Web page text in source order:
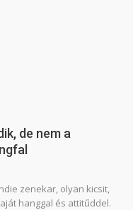
de nem a
zenekar, olyan kicsit,
hanggal és attitűddel.